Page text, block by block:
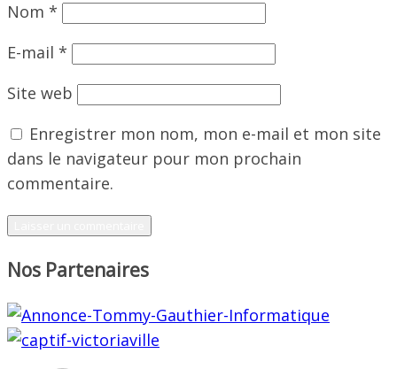
Nom *
E-mail *
Site web
Enregistrer mon nom, mon e-mail et mon site
dans le navigateur pour mon prochain
commentaire.
Nos Partenaires